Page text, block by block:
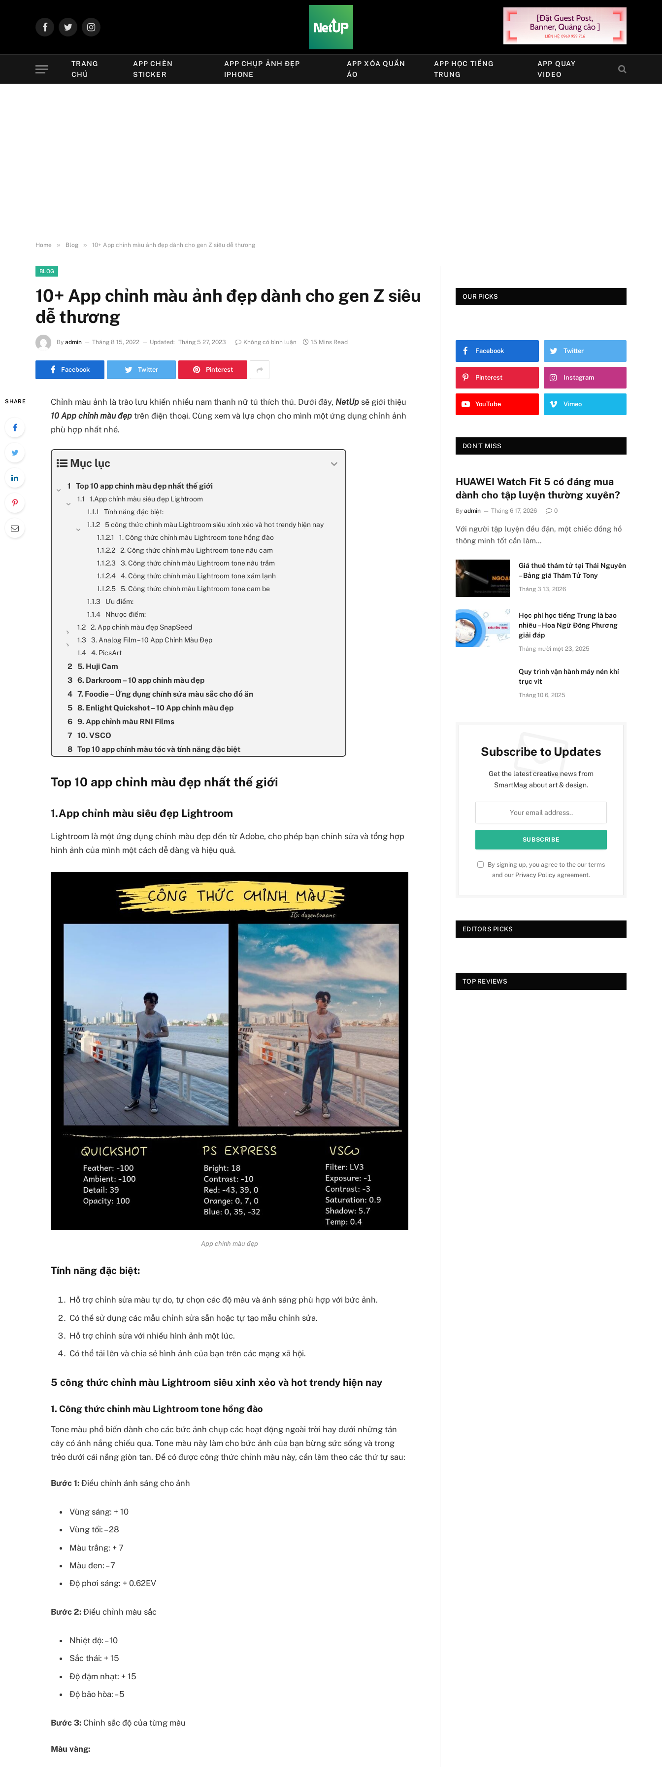
FacebookTwitter Instagram
TRANG
CHỦ
APP CHÈN
STICKER
APP CHỤP ẢNH ĐẸP
IPHONE
APP XÓA QUẦN
ÁO
APP HỌC TIẾNG
TRUNG
APP QUAY
VIDEO
Home » Blog » 10+ App chỉnh màu ảnh đẹp dành cho gen Z siêu dễ thương
BLOG
10+ App chỉnh màu ảnh đẹp dành cho gen Z siêu
dễ thương
By admin Tháng 8 15, 2022 Updated: Tháng 5 27, 2023 Không có bình luận 15 Mins Read
Facebook Twitter Pinterest
SHARE Chỉnh màu ảnh là trào lưu khiến nhiều nam thanh nữ tú thích thú. Dưới đây, NetUp sẽ giới thiệu
10 App chỉnh màu đẹp trên điện thoại. Cùng xem và lựa chọn cho mình một ứng dụng chỉnh ảnh
phù hợp nhất nhé.
Mục lục
Top 10 app chỉnh màu đẹp nhất thế giới
1.App chỉnh màu siêu đẹp Lightroom
Tính năng đặc biệt:
5 công thức chỉnh màu Lightroom siêu xinh xẻo và hot trendy hiện nay
1. Công thức chỉnh màu Lightroom tone hồng đào
2. Công thức chỉnh màu Lightroom tone nâu cam
3. Công thức chỉnh màu Lightroom tone nâu trầm
4. Công thức chỉnh màu Lightroom tone xám lạnh
5. Công thức chỉnh màu Lightroom tone cam be
Ưu điểm:
Nhược điểm:
2. App chỉnh màu đẹp SnapSeed
3. Analog Film – 10 App Chỉnh Màu Đẹp
4. PicsArt
5. Huji Cam
6. Darkroom – 10 app chỉnh màu đẹp
7. Foodie – Ứng dụng chỉnh sửa màu sắc cho đồ ăn
8. Enlight Quickshot – 10 App chỉnh màu đẹp
9. App chỉnh màu RNI Films
10. VSCO
Top 10 app chỉnh màu tóc và tính năng đặc biệt
Top 10 app chỉnh màu đẹp nhất thế giới
1.App chỉnh màu siêu đẹp Lightroom
Lightroom là một ứng dụng chỉnh màu đẹp đến từ Adobe, cho phép bạn chỉnh sửa và tổng hợp
hình ảnh của mình một cách dễ dàng và hiệu quả.
App chỉnh màu đẹp
Tính năng đặc biệt:
Hỗ trợ chỉnh sửa màu tự do, tự chọn các độ màu và ánh sáng phù hợp với bức ảnh.
Có thể sử dụng các mẫu chỉnh sửa sẵn hoặc tự tạo mẫu chỉnh sửa.
Hỗ trợ chỉnh sửa với nhiều hình ảnh một lúc.
Có thể tải lên và chia sẻ hình ảnh của bạn trên các mạng xã hội.
5 công thức chỉnh màu Lightroom siêu xinh xẻo và hot trendy hiện nay
1. Công thức chỉnh màu Lightroom tone hồng đào
Tone màu phổ biến dành cho các bức ảnh chụp các hoạt động ngoài trời hay dưới những tán
cây có ánh nắng chiếu qua. Tone màu này làm cho bức ảnh của bạn bừng sức sống và trong
trẻo dưới cái nắng giòn tan. Để có được công thức chỉnh màu này, cần làm theo các thứ tự sau:
Bước 1: Điều chỉnh ánh sáng cho ảnh
Vùng sáng: + 10
Vùng tối: – 28
Màu trắng: + 7
Màu đen: – 7
Độ phơi sáng: + 0.62EV
Bước 2: Điều chỉnh màu sắc
Nhiệt độ: – 10
Sắc thái: + 15
Độ đậm nhạt: + 15
Độ bão hòa: – 5
Bước 3: Chỉnh sắc độ của từng màu
Màu vàng:
OUR PICKS
Facebook Twitter
Pinterest Instagram
YouTube Vimeo
DON'T MISS
HUAWEI Watch Fit 5 có đáng mua
dành cho tập luyện thường xuyên?
By admin Tháng 6 17, 2026 0
Với người tập luyện đều đặn, một chiếc đồng hồ
thông minh tốt cần làm…
Giá thuê thám tử tại Thái Nguyên
– Bảng giá Thám Tử Tony
Tháng 3 13, 2026
Học phí học tiếng Trung là bao
nhiêu – Hoa Ngữ Đông Phương
giải đáp
Tháng mười một 23, 2025
Quy trình vận hành máy nén khí
trục vít​
Tháng 10 6, 2025
Subscribe to Updates
Get the latest creative news from
SmartMag about art & design.
By signing up, you agree to the our terms
and our Privacy Policy agreement.
EDITORS PICKS
TOP REVIEWS